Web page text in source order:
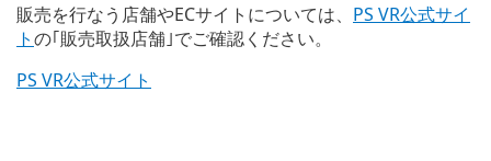
販売を行なう店舗やECサイトについては、 PS VR公式サイ
トの｢販売取扱店舗｣でご確認ください。
PS VR公式サイト